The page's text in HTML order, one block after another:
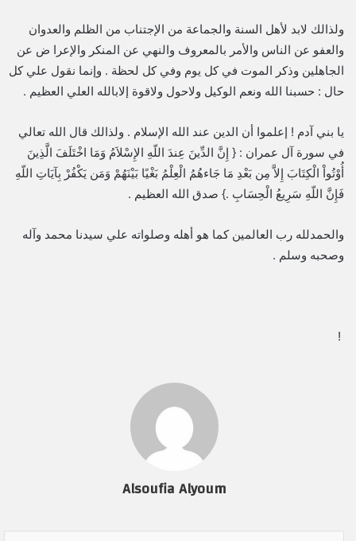
ولذالك لابد لأهل السنة والجماعة من الإجتناب من الظلم والعدوان
والعفو عن الناس والأمر بالمعروف والنهي عن المنكر والإعرا ض عن
الجاهلين وذكر الموت في كل يوم وفي كل لحظة . وإنما نقول علي كل
حال : حسبنا الله ونعم الوكيل ولاحول ولاقوة إلابالله العلي العظيم .
يا بني آدم ! إعلموا أن الدين عند الله الإسلام . ولذالك قال الله تعالي
في سورة آل عمران : { إِنَّ الدِّينَ عِندَ اللّهِ الإِسْلاَمُ وَمَا اخْتَلَفَ الَّذِينَ
أُوْتُواْ الْكِتَابَ إِلاَّ مِن بَعْدِ مَا جَاءهُمُ الْعِلْمُ بَغْيًا بَيْنَهُمْ وَمَن يَكْفُرْ بِآيَاتِ اللّهِ
فَإِنَّ اللّهِ سَرِيعُ الْحِسَابِ .} صدق الله العظيم .
والحمدلله رب العالمين كما هو أهله وصلواته علي سيدنا محمد وآله
وصحبه وسلم .
Alsoufia Alyoum